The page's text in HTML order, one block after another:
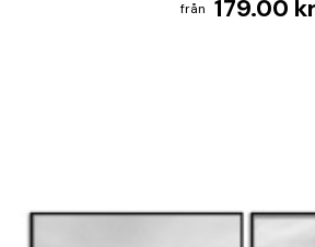
179.00 kr